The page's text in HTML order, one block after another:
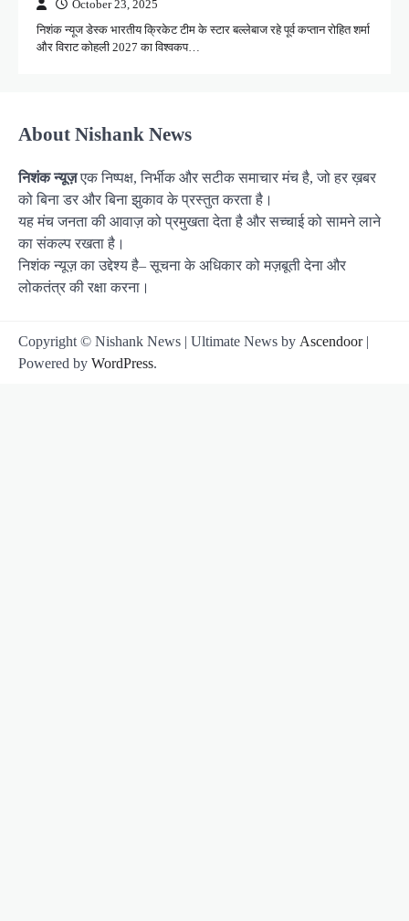
October 23, 2025
निशंक न्यूज डेस्क भारतीय क्रिकेट टीम के स्टार बल्लेबाज रहे पूर्व कप्तान रोहित शर्मा
और विराट कोहली 2027 का विश्वकप…
About Nishank News
निशंक न्यूज़एक निष्पक्ष, निर्भीक और सटीक समाचार मंच है, जो हर ख़बर
को बिना डर और बिना झुकाव के प्रस्तुत करता है।
यह मंच जनता की आवाज़ को प्रमुखता देता है और सच्चाई को सामने लाने
का संकल्प रखता है।
निशंक न्यूज़ का उद्देश्य है– सूचना के अधिकार को मज़बूती देना और
लोकतंत्र की रक्षा करना।
Copyright © Nishank News | Ultimate News by Ascendoor|
Powered by WordPress.